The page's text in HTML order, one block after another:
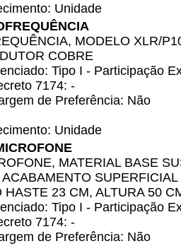
Unidade
MODELO XLR/
COBRE
Tipo I - Participação
7174: -
de Preferência: Não
Unidade
MATERIAL BASE
HASTE 23 CM, ALTURA 50
Tipo I - Participação
7174: -
de Preferência: Não